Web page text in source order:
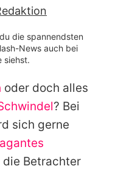
die spannendsten
News auch bei
siehst.
oder doch alles
? Bei
sich gerne
Betrachter